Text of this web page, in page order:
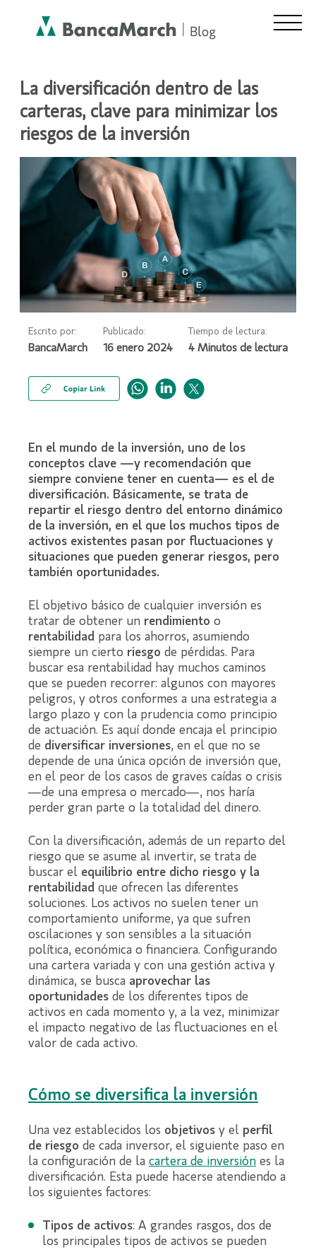
La diversificación dentro de las
carteras, clave para minimizar los
riesgos de la inversión
Escrito por:
BancaMarch
Publicado:
16 enero 2024
Tiempo de lectura:
En el mundo de la inversión, uno de los
conceptos clave —y recomendación que
siempre conviene tener en cuenta— es el de
diversificación. Básicamente, se trata de
repartir el riesgo dentro del entorno dinámico
de la inversión, en el que los muchos tipos de
activos existentes pasan por fluctuaciones y
situaciones que pueden generar riesgos, pero
también oportunidades.
El objetivo básico de cualquier inversión es
tratar de obtener un rendimiento o
rentabilidad para los ahorros, asumiendo
siempre un cierto riesgo de pérdidas. Para
buscar esa rentabilidad hay muchos caminos
que se pueden recorrer: algunos con mayores
peligros, y otros conformes a una estrategia a
largo plazo y con la prudencia como principio
de actuación. Es aquí donde encaja el principio
de diversificar inversiones, en el que no se
depende de una única opción de inversión que,
en el peor de los casos de graves caídas o crisis
—de una empresa o mercado—, nos haría
perder gran parte o la totalidad del dinero.
Con la diversificación, además de un reparto del
riesgo que se asume al invertir, se trata de
buscar el equilibrio entre dicho riesgo y la
rentabilidad que ofrecen las diferentes
soluciones. Los activos no suelen tener un
comportamiento uniforme, ya que sufren
oscilaciones y son sensibles a la situación
política, económica o financiera. Configurando
una cartera variada y con una gestión activa y
dinámica, se busca aprovechar las
oportunidades de los diferentes tipos de
activos en cada momento y, a la vez, minimizar
el impacto negativo de las fluctuaciones en el
valor de cada activo.
Cómo se diversifica la inversión
Una vez establecidos los objetivos y el perfil
de riesgo de cada inversor, el siguiente paso en
la configuración de la cartera de inversión es la
diversificación. Esta puede hacerse atendiendo a
los siguientes factores:
Tipos de activos: A grandes rasgos, dos de
los principales tipos de activos se pueden